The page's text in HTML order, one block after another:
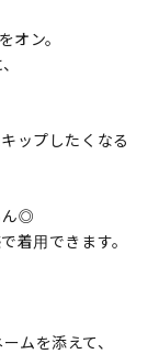
オン。
ップしたくなる
ん◎
着用できます。
ムを添えて、